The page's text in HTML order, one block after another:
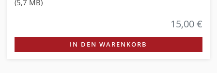
(5,7 MB)
15,00 €
IN DEN WARENKORB